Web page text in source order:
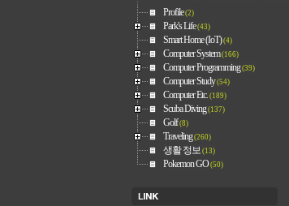
Profile(2)
Park's Life(43)
Smart Home (IoT)(4)
Computer System(166)
Computer Programming(39)
Computer Study(54)
Computer Etc. (189)
Scuba Diving(137)
Golf(8)
Traveling(260)
생활 정보 (13)
Pokemon GO(50)